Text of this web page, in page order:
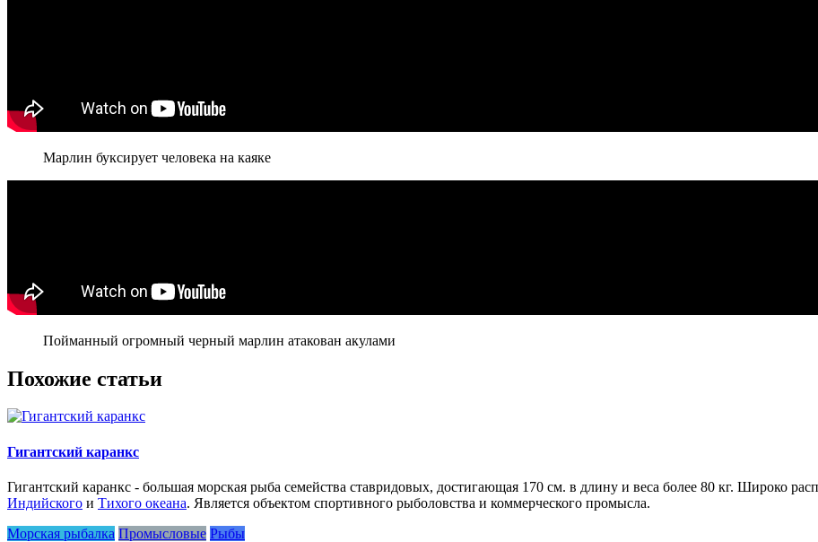
Марлин буксирует человека на каяке
Пойманный огромный черный марлин атакован акулами
Похожие статьи
Гигантский каранкс
Гигантский каранкс - большая морская рыба семейства ставридовых, достигающая 170 см. в длину и веса более 80 кг. Широко
Индийского и Тихого океана. Является объектом спортивного рыболовства и коммерческого промысла.
Морская рыбалка Промысловые Рыбы